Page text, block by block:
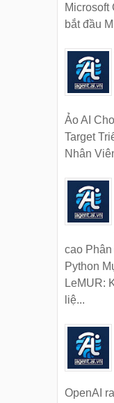
bắt đầu
Ảo AI
Target
Nhân
cao
Python
LeMUR:
liệ...
OpenAI